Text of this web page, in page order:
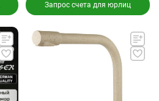
Запрос счета для юрлиц